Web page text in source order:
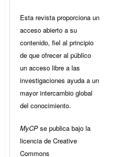
Esta revista proporciona un
acceso abierto a su
contenido, fiel al principio
de que ofrecer al público
un acceso libre a las
investigaciones ayuda a un
mayor intercambio global
del conocimiento.
MyCP se publica bajo la
licencia de Creative
Commons